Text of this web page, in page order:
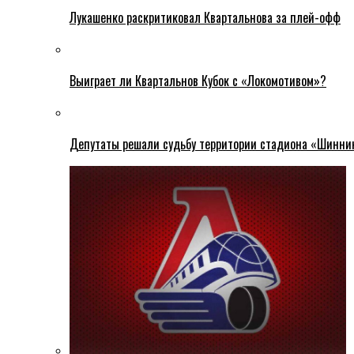
Лукашенко раскритиковал Квартальнова за плей-офф
Выиграет ли Квартальнов Кубок с «Локомотивом»?
Депутаты решали судьбу территории стадиона